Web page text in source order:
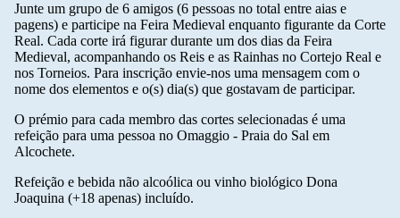
Junte um grupo de 6 amigos (6 pessoas no total entre aias e
pagens) e participe na Feira Medieval enquanto figurante da Corte
Real. Cada corte irá figurar durante um dos dias da Feira
Medieval, acompanhando os Reis e as Rainhas no Cortejo Real e
nos Torneios. Para inscrição envie-nos uma mensagem com o
nome dos elementos e o(s) dia(s) que gostavam de participar.
O prémio para cada membro das cortes selecionadas é uma
refeição para uma pessoa no Omaggio - Praia do Sal em
Alcochete.
Refeição e bebida não alcoólica ou vinho biológico Dona
Joaquina (+18 apenas) incluído.